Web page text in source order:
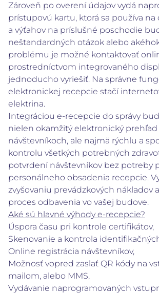
Zároveň po overení údajov vydá
prístupovú kartu, ktorá sa používa
a výťahov na príslušné poschodie
neštandardných otázok alebo
problému je možné kontaktovať
prostredníctvom integrovaného
jednoducho vyriešiť. Na správne
elektronickej recepcie stačí
elektrina.
Integráciou e-recepcie do správy
nielen okamžitý elektronický prehľad
návštevníkoch, ale najmä rýchlu a
kontrolu všetkých potrebných
potvrdení návštevníkov bez potreby
personálneho obsadenia recepcie.
zvyšovaniu prevádzkových nákladov
proces odbavenia vo vašej budove.
Aké sú hlavné výhody e-recepcie?
Úspora času pri kontrole certifikátov,
Skenovanie a kontrola
Online registrácia návštevníkov,
Možnosť vopred zaslať QR kódy na
mailom, alebo MMS,
Vydávanie naprogramovaných